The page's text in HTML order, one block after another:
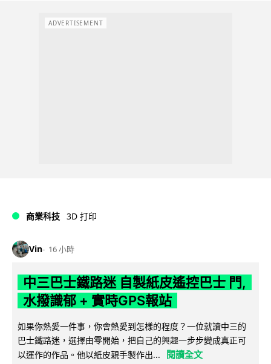
ADVERTISEMENT
商業科技 3D 打印
Vin 16 小時
中三巴士鐵路迷 自製紙皮遙控巴士 門,
水撥識郁 + 實時GPS報站
如果你熱愛一件事，你會熱愛到怎樣的程度？一位就讀中三的
巴士鐵路迷，選擇由零開始，把自己的興趣一步步變成真正可
以運作的作品。他以紙皮親手製作出...
閱讀全文